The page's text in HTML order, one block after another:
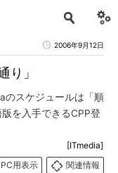
2006年9月12日
り」
のスケジュールは「順
を入手できるCPP登
[ITmedia]
PC用表示
関連情報